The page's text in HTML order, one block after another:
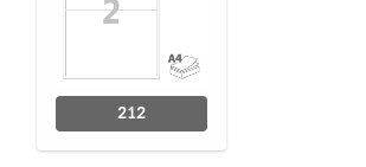
212